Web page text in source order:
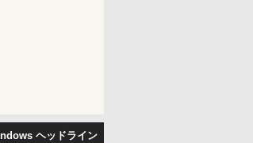
ヘッドライン